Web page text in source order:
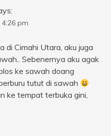
pm
di Cimahi Utara, aku juga
Sebenernya aku agak
ke sawah doang
tutut di sawah
ke tempat terbuka gini,